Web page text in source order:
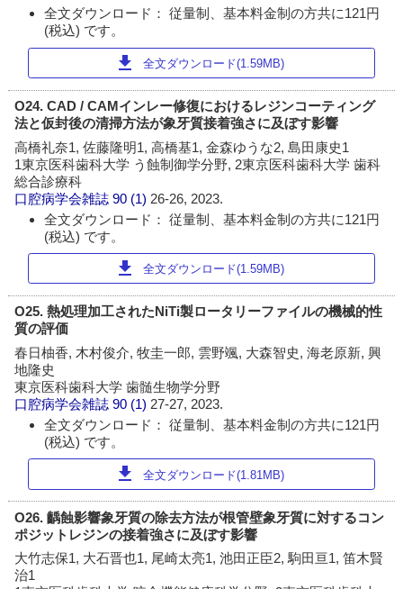
全文ダウンロード： 従量制、基本料金制の方共に121円
(税込) です。
download 全文ダウンロード(1.59MB)
O24. CAD / CAMインレー修復におけるレジンコーティング
法と仮封後の清掃方法が象牙質接着強さに及ぼす影響
高橋礼奈1, 佐藤隆明1, 高橋基1, 金森ゆうな2, 島田康史1
1東京医科歯科大学 う蝕制御学分野, 2東京医科歯科大学 歯科
総合診療科
口腔病学会雑誌 90 (1) 26-26, 2023.
全文ダウンロード： 従量制、基本料金制の方共に121円
(税込) です。
download 全文ダウンロード(1.59MB)
O25. 熱処理加工されたNiTi製ロータリーファイルの機械的性
質の評価
春日柚香, 木村俊介, 牧圭一郎, 雲野颯, 大森智史, 海老原新, 興
地隆史
東京医科歯科大学 歯髄生物学分野
口腔病学会雑誌 90 (1) 27-27, 2023.
全文ダウンロード： 従量制、基本料金制の方共に121円
(税込) です。
download 全文ダウンロード(1.81MB)
O26. 齲蝕影響象牙質の除去方法が根管壁象牙質に対するコン
ポジットレジンの接着強さに及ぼす影響
大竹志保1, 大石晋也1, 尾崎太亮1, 池田正臣2, 駒田亘1, 笛木賢
治1